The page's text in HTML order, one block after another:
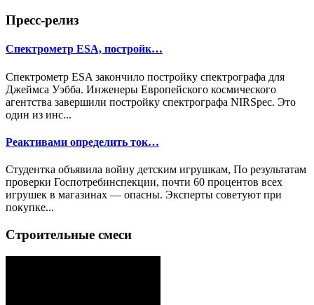
Пресс-релиз
Спектрометр ESA, постройк…
Спектрометр ESA закончило постройку спектрографа для
Джеймса Уэбба. Инженеры Европейского космического
агентства завершили постройку спектрографа NIRSpec. Это
один из инс...
Реактивами определить ток…
Студентка объявила войну детским игрушкам, По результатам
проверки Госпотребинспекции, почти 60 процентов всех
игрушек в магазинах — опасны. Эксперты советуют при
покупке...
Строительные смеси